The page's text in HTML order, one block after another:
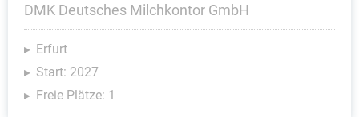
DMK Deutsches Milchkontor GmbH
Erfurt
Start: 2027
Freie Plätze: 1